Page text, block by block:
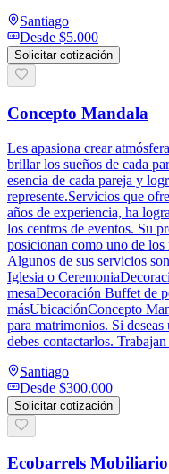
Santiago
Desde $5.000
Solicitar cotización
Concepto Mandala
Les apasiona crear
brillar los sueños de cada
esencia de cada pareja y
represente.Servicios que
años de experiencia, ha
los centros de eventos. Su
posicionan como uno de los
Algunos de sus servicios
Iglesia o
mesaDecoración Buffet de
másUbicaciónConcepto
para matrimonios. Si
debes contactarlos.
Santiago
Desde $300.000
Solicitar cotización
Ecobarrels Mobiliario